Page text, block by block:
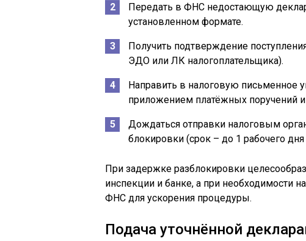
Передать в ФНС недостающую
установленном формате.
Получить подтверждение
ЭДО или ЛК налогоплательщика).
Направить в налоговую письменное
приложением платёжных поручений и
Дождаться отправки налоговым
блокировки (срок – до 1 рабочего
При задержке разблокировки
инспекции и банке, а при необходимости
ФНС для ускорения процедуры.
Подача уточнённой